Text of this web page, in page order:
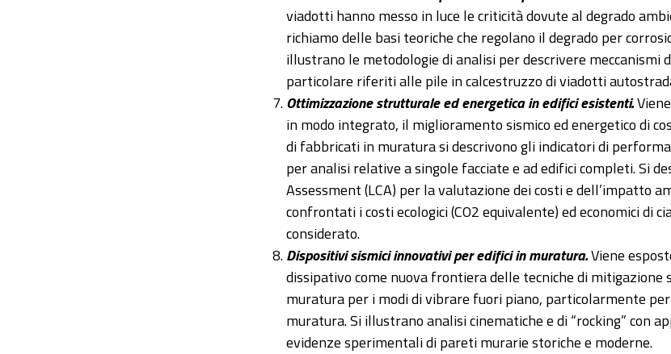
viadotti hanno messo in luce le criticità dovute al degrado
richiamo delle basi teoriche che regolano il degrado per
illustrano le metodologie di analisi per descrivere meccanismi
particolare riferiti alle pile in calcestruzzo di viadotti
Ottimizzazione strutturale ed energetica in edifici esistenti.
in modo integrato, il miglioramento sismico ed energetico di
di fabbricati in muratura si descrivono gli indicatori di
per analisi relative a singole facciate e ad edifici completi. Si
Assessment (LCA) per la valutazione dei costi e dell’impatto
confrontati i costi ecologici (CO2 equivalente) ed economici di
considerato.
Dispositivi sismici innovativi per edifici in muratura.Viene
dissipativo come nuova frontiera delle tecniche di mitigazione
muratura per i modi di vibrare fuori piano, particolarmente
muratura. Si illustrano analisi cinematiche e di “rocking” con
evidenze sperimentali di pareti murarie storiche e moderne.